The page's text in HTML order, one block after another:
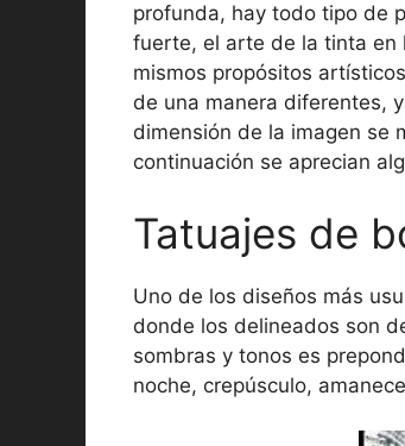
profunda, hay todo tipo de
fuerte, el arte de la tinta en
mismos propósitos
de una manera diferentes,
dimensión de la imagen se
continuación se aprecian
Tatuajes de
Uno de los diseños más
donde los delineados son
sombras y tonos es
noche, crepúsculo,